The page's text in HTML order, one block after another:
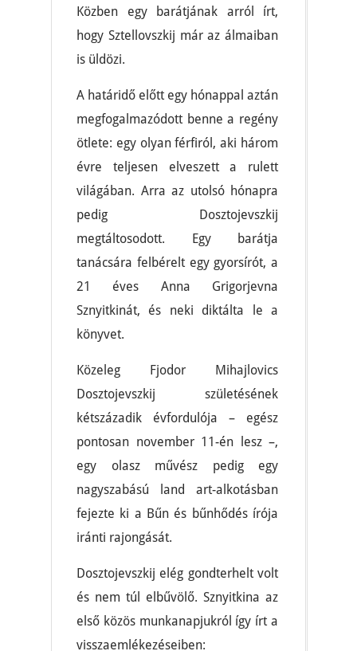
Közben egy barátjának arról írt,
hogy Sztellovszkij már az álmaiban
is üldözi.
A határidő előtt egy hónappal aztán
megfogalmazódott benne a regény
ötlete: egy olyan férfiról, aki három
évre teljesen elveszett a rulett
világában. Arra az utolsó hónapra
pedig Dosztojevszkij
megtáltosodott. Egy barátja
tanácsára felbérelt egy gyorsírót, a
21 éves Anna Grigorjevna
Sznyitkinát, és neki diktálta le a
könyvet.
Közeleg Fjodor Mihajlovics
Dosztojevszkij születésének
kétszázadik évfordulója – egész
pontosan november 11-én lesz –,
egy olasz művész pedig egy
nagyszabású land art-alkotásban
fejezte ki a Bűn és bűnhődés írója
iránti rajongását.
Dosztojevszkij elég gondterhelt volt
és nem túl elbűvölő. Sznyitkina az
első közös munkanapjukról így írt a
visszaemlékezéseiben: